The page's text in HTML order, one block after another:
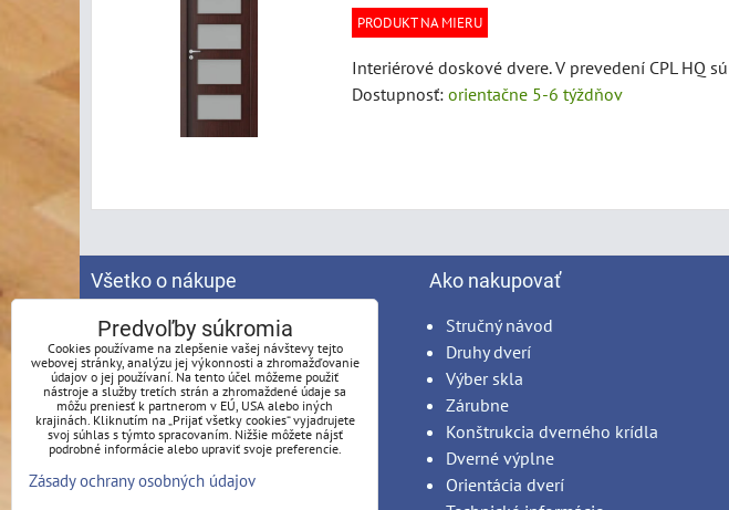
PRODUKT NA MIERU
Interiérové doskové dvere. V prevedení CPL HQ
Dostupnosť: orientačne 5-6 týždňov
Všetko o nákupe
Spracovanie osobných údajov
Obchodné podmienky
Reklamačný poriadok
Možnosti platby
Možnosti dopravy
Produkty na mieru - podmienky
Montáž
Ako nakupovať
Stručný návod
Druhy dverí
Výber skla
Zárubne
Konštrukcia dverného krídla
Dverné výplne
Orientácia dverí
Predvoľby súkromia
Cookies používame na zlepšenie vašej návštevy tejto
webovej stránky, analýzu jej výkonnosti a zhromažďovanie
údajov o jej používaní. Na tento účel môžeme použiť
nástroje a služby tretích strán a zhromaždené údaje sa
môžu preniesť k partnerom v EÚ, USA alebo iných
krajinách. Kliknutím na „Prijať všetky cookies“ vyjadrujete
svoj súhlas s týmto spracovaním. Nižšie môžete nájsť
podrobné informácie alebo upraviť svoje preferencie.
Zásady ochrany osobných údajov